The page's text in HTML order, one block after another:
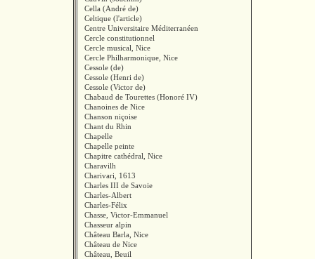
Cella (André de)
Celtique (l'article)
Centre Universitaire Méditerranéen
Cercle constitutionnel
Cercle musical, Nice
Cercle Philharmonique, Nice
Cessole (de)
Cessole (Henri de)
Cessole (Victor de)
Chabaud de Tourettes (Honoré IV)
Chanoines de Nice
Chanson niçoise
Chant du Rhin
Chapelle
Chapelle peinte
Chapitre cathédral, Nice
Charavilh
Charivari, 1613
Charles III de Savoie
Charles-Albert
Charles-Félix
Chasse, Victor-Emmanuel
Chasseur alpin
Château Barla, Nice
Château de Nice
Château, Beuil